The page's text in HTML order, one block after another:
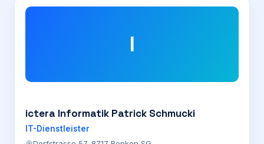
I
ictera Informatik Patrick Schmucki
IT-Dienstleister